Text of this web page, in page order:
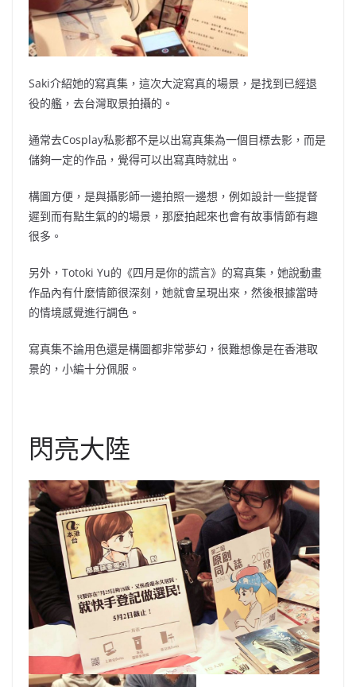
Saki介紹她的寫真集，這次大淀寫真的場景，是找到已經退
役的艦，去台灣取景拍攝的。
通常去Cosplay私影都不是以出寫真集為一個目標去影，而是
儲夠一定的作品，覺得可以出寫真時就出。
構圖方便，是與攝影師一邊拍照一邊想，例如設計一些提督
遲到而有點生氣的的場景，那麼拍起來也會有故事情節有趣
很多。
另外，Totoki Yu的《四月是你的謊言》的寫真集，她說動畫
作品內有什麼情節很深刻，她就會呈現出來，然後根據當時
的情境感覺進行調色。
寫真集不論用色還是構圖都非常夢幻，很難想像是在香港取
景的，小編十分佩服。
閃亮大陸